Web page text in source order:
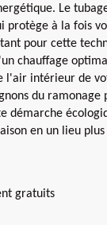
Le
protège à la fois
pour cette
chauffage
l'air intérieur de
du ramonage
démarche
en un lieu
gratuits